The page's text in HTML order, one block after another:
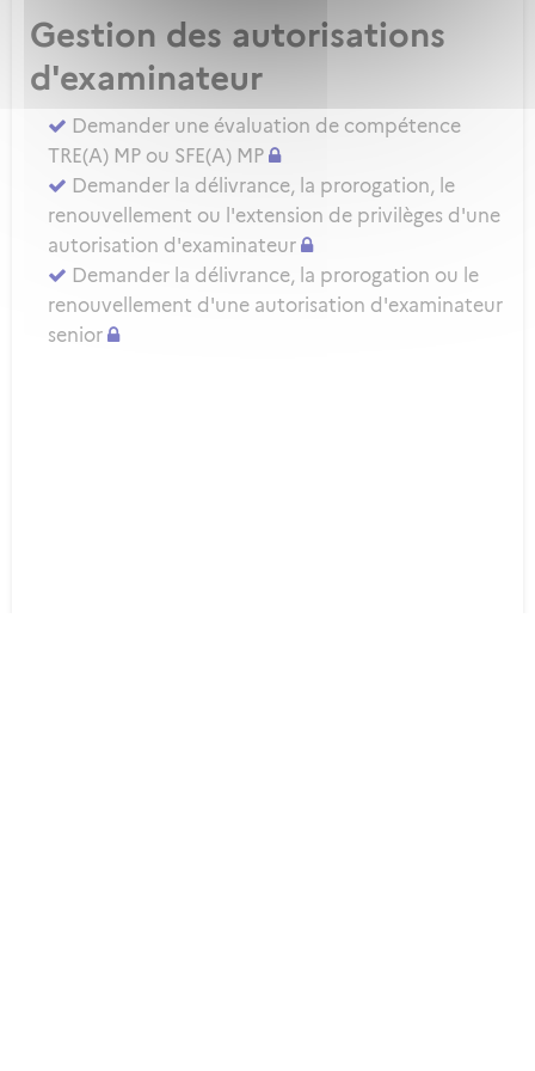
Gestion des autorisations
d'examinateur
Demander une évaluation de compétence
TRE(A) MP ou SFE(A) MP
Demander la délivrance, la prorogation, le
renouvellement ou l'extension de privilèges d'une
autorisation d'examinateur
Demander la délivrance, la prorogation ou le
renouvellement d'une autorisation d'examinateur
senior